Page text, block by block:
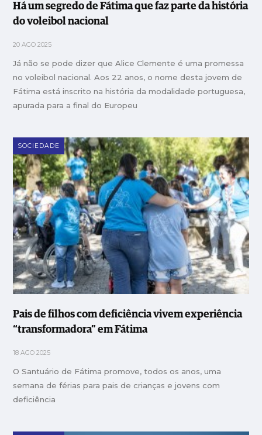
Há um segredo de Fátima que faz parte da história
do voleibol nacional
20 AGO 2025
Já não se pode dizer que Alice Clemente é uma promessa
no voleibol nacional. Aos 22 anos, o nome desta jovem de
Fátima está inscrito na história da modalidade portuguesa,
apurada para a final do Europeu
SOCIEDADE
Pais de filhos com deficiência vivem experiência
“transformadora” em Fátima
18 AGO 2025
O Santuário de Fátima promove, todos os anos, uma
semana de férias para pais de crianças e jovens com
deficiência